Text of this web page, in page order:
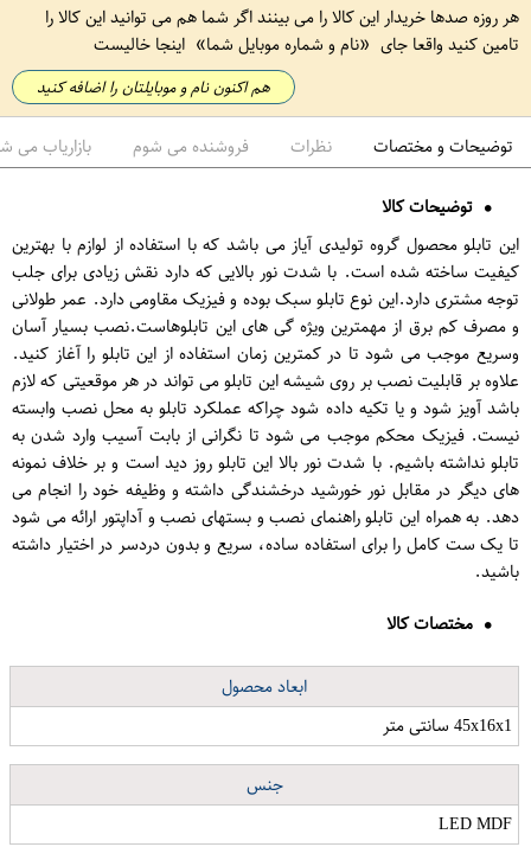
هر روزه صدها خریدار این کالا را می بینند اگر شما هم می توانید این کالا را
تامین کنید واقعا جای
نام و شماره موبایل شما اینجا خالیست
هم اکنون نام و موبایلتان را اضافه کنید
توضیحات و مختصات نظرات فروشنده می شوم بازاریاب می
توضیحات کالا
این تابلو محصول گروه تولیدی آیاز می باشد که با استفاده از لوازم با بهترین
کیفیت ساخته شده است. با شدت نور بالایی که دارد نقش زیادی برای جلب
توجه مشتری دارد.این نوع تابلو سبک بوده و فیزیک مقاومی دارد. عمر طولانی
و مصرف کم برق از مهمترین ویژه گی های این تابلوهاست.نصب بسیار آسان
وسریع موجب می شود تا در کمترین زمان استفاده از این تابلو را آغاز کنید.
علاوه بر قابلیت نصب بر روی شیشه این تابلو می تواند در هر موقعیتی که لازم
باشد آویز شود و یا تکیه داده شود چراکه عملکرد تابلو به محل نصب وابسته
نیست. فیزیک محکم موجب می شود تا نگرانی از بابت آسیب وارد شدن به
تابلو نداشته باشیم. با شدت نور بالا این تابلو روز دید است و بر خلاف نمونه
های دیگر در مقابل نور خورشید درخشندگی داشته و وظیفه خود را انجام می
دهد. به همراه این تابلو راهنمای نصب و بستهای نصب و آداپتور ارائه می شود
تا یک ست کامل را برای استفاده ساده، سریع و بدون دردسر در اختیار داشته
باشید.
مختصات کالا
ابعاد محصول
45x16x1 سانتی متر
جنس
LED MDF